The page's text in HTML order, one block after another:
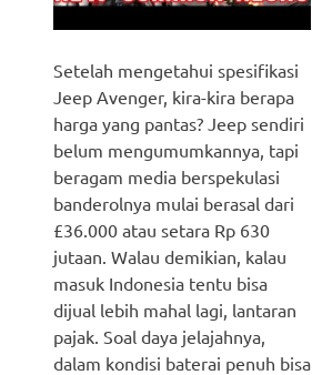
Setelah mengetahui spesifikasi
Jeep Avenger, kira-kira berapa
harga yang pantas? Jeep sendiri
belum mengumumkannya, tapi
beragam media berspekulasi
banderolnya mulai berasal dari
£36.000 atau setara Rp 630
jutaan. Walau demikian, kalau
masuk Indonesia tentu bisa
dijual lebih mahal lagi, lantaran
pajak. Soal daya jelajahnya,
dalam kondisi baterai penuh bisa